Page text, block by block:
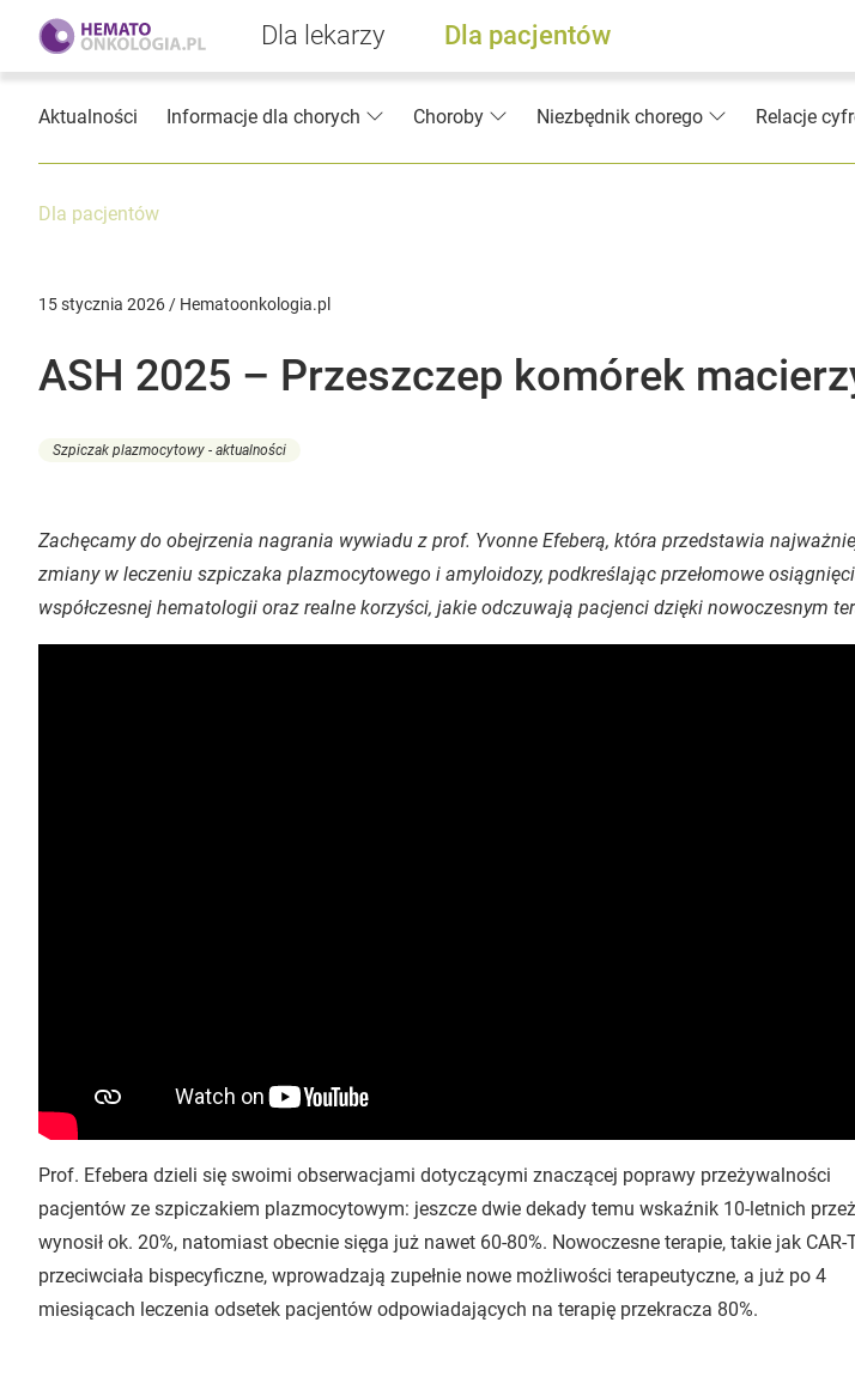
Dla lekarzy Dla pacjentów
Aktualności Informacje dla chorych Choroby Niezbędnik chorego Relacje
Dla pacjentów
15 stycznia 2026 / Hematoonkologia.pl
ASH 2025 – Przeszczep komórek
Szpiczak plazmocytowy - aktualności
Zachęcamy do obejrzenia nagrania wywiadu z prof. Yvonne Efeberą, która przedstawia
zmiany w leczeniu szpiczaka plazmocytowego i amyloidozy, podkreślając przełomowe
współczesnej hematologii oraz realne korzyści, jakie odczuwają pacjenci dzięki nowoczesnym
Prof. Efebera dzieli się swoimi obserwacjami dotyczącymi znaczącej poprawy przeżywalności
pacjentów ze szpiczakiem plazmocytowym: jeszcze dwie dekady temu wskaźnik 10-letnich
wynosił ok. 20%, natomiast obecnie sięga już nawet 60-80%. Nowoczesne terapie, takie jak CAR-
przeciwciała bispecyficzne, wprowadzają zupełnie nowe możliwości terapeutyczne, a już po 4
miesiącach leczenia odsetek pacjentów odpowiadających na terapię przekracza 80%.